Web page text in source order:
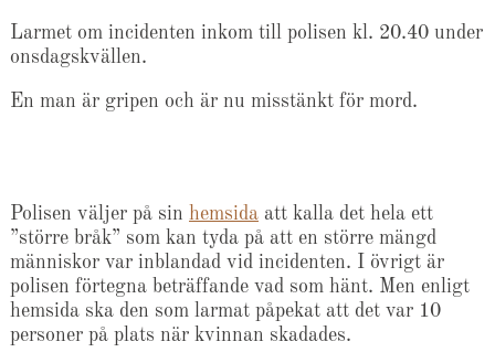
Larmet om incidenten inkom till polisen kl. 20.40 under
onsdagskvällen.
En man är gripen och är nu misstänkt för mord.
Polisen väljer på sin hemsida att kalla det hela ett
”större bråk” som kan tyda på att en större mängd
människor var inblandad vid incidenten. I övrigt är
polisen förtegna beträffande vad som hänt. Men enligt
hemsida ska den som larmat påpekat att det var 10
personer på plats när kvinnan skadades.